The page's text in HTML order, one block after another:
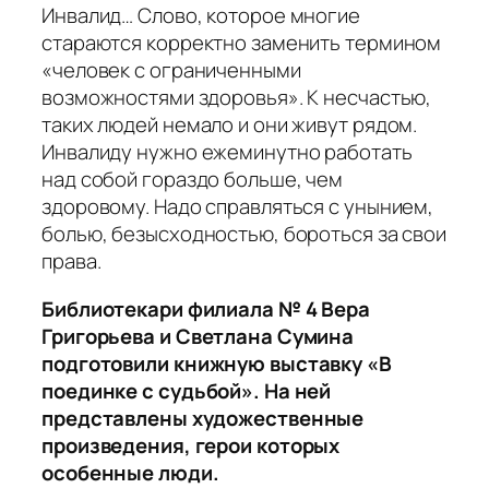
Инвалид… Слово, которое многие
стараются корректно заменить термином
«человек с ограниченными
возможностями здоровья». К несчастью,
таких людей немало и они живут рядом.
Инвалиду нужно ежеминутно работать
над собой гораздо больше, чем
здоровому. Надо справляться с унынием,
болью, безысходностью, бороться за свои
права.
Библиотекари филиала № 4 Вера
Григорьева и Светлана Сумина
подготовили книжную выставку «В
поединке с судьбой». На ней
представлены художественные
произведения, герои которых
особенные люди.